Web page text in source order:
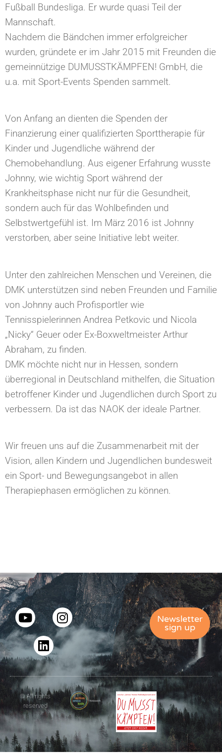
Fußball Bundesliga. Er wurde quasi Teil der
Mannschaft.
Nachdem die Bändchen immer erfolgreicher
wurden, gründete er im Jahr 2015 mit Freunden die
gemeinnützige DUMUSSTKÄMPFEN! GmbH, die
u.a. mit Sport-Events Spenden sammelt.
Von Anfang an dienten die Spenden der
Finanzierung einer qualifizierten Sporttherapie für
Kinder und Jugendliche während der
Chemobehandlung. Aus eigener Erfahrung wusste
Johnny, wie wichtig Sport während der
Krankheitsphase nicht nur für die Gesundheit,
sondern auch für das Wohlbefinden und
Selbstwertgefühl ist. Im März 2016 ist Johnny
verstorben, aber seine Initiative lebt weiter.
Unter den zahlreichen Menschen und Vereinen, die
DMK unterstützen sind neben Freunden und Familie
von Johnny auch Profisportler wie
Tennisspielerinnen Andrea Petkovic und Nicola
„Nicky“ Geuer oder Ex-Boxweltmeister Arthur
Abraham, zu finden.
DMK möchte nicht nur in Hessen, sondern
überregional in Deutschland mithelfen, die Situation
betroffener Kinder und Jugendlichen durch Sport zu
verbessern. Da ist das NAOK der ideale Partner.
Wir freuen uns auf die Zusammenarbeit mit der
Vision, allen Kindern und Jugendlichen bundesweit
ein Sport- und Bewegungsangebot in allen
Therapiephasen ermöglichen zu können.
Newsletter
sign up
© All rights
reserved